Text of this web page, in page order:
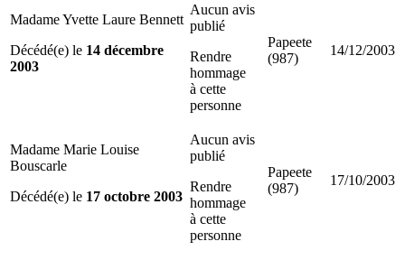
Madame Yvette Laure Bennett
Décédé(e) le 14 décembre
2003
Aucun avis
publié
Rendre
hommage
à cette
personne
Papeete
(987)
14/12/2003
Madame Marie Louise
Bouscarle
Décédé(e) le 17 octobre 2003
Aucun avis
publié
Rendre
hommage
à cette
personne
Papeete
(987)
17/10/2003